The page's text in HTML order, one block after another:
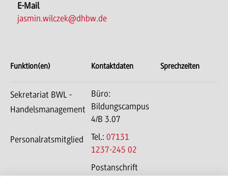
E-Mail
jasmin.wilczek@dhbw.de
Funktion(en) Kontaktdaten Sprechzeiten
Sekretariat BWL -
Handelsmanagement
Personalratsmitglied
Büro:
Bildungscampus
4/B 3.07
Tel.: 07131
1237-245 02
Postanschrift